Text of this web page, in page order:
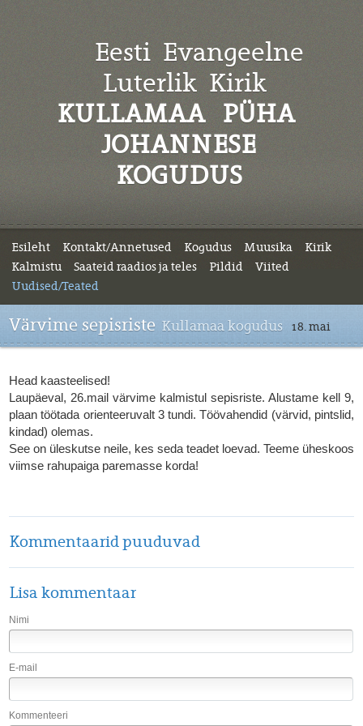
Eesti Evangeelne
Luterlik Kirik
KULLAMAA PÜHA
JOHANNESE
KOGUDUS
Esileht Kontakt/Annetused Kogudus Muusika
Kirik
Kalmistu
Saateid raadios ja teles Pildid
Viited
Uudised/Teated
Värvime sepisriste Kullamaa kogudus 18. mai
Head kaasteelised!
Laupäeval, 26.mail värvime kalmistul sepisriste. Alustame kell 9,
plaan töötada orienteeruvalt 3 tundi. Töövahendid (värvid, pintslid,
kindad) olemas.
See on üleskutse neile, kes seda teadet loevad. Teeme üheskoos
viimse rahupaiga paremasse korda!
Kommentaarid puuduvad
Lisa kommentaar
Nimi
E-mail
Kommenteeri